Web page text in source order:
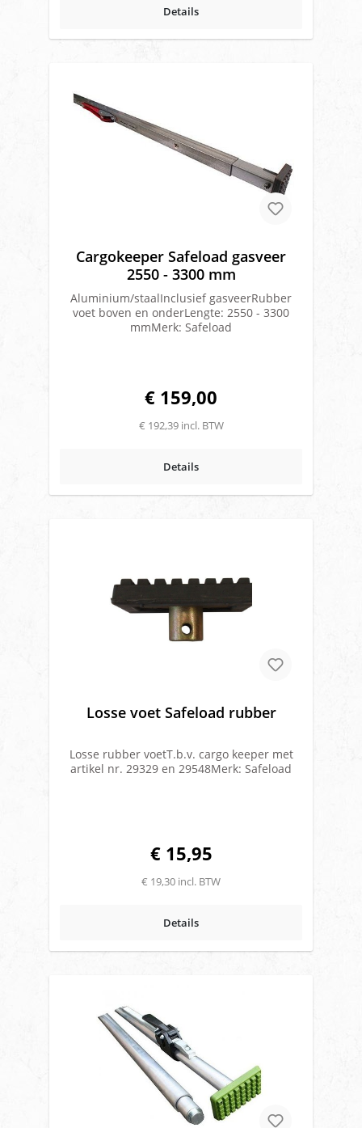
Details
Cargokeeper Safeload gasveer
2550 - 3300 mm
Aluminium/staalInclusief gasveerRubber
voet boven en onderLengte: 2550 - 3300
mmMerk: Safeload
€ 159,00
€ 192,39 incl. BTW
Details
Losse voet Safeload rubber
Losse rubber voetT.b.v. cargo keeper met
artikel nr. 29329 en 29548Merk: Safeload
€ 15,95
€ 19,30 incl. BTW
Details